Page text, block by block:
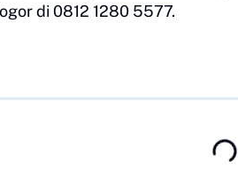
di 0812 1280 5577.